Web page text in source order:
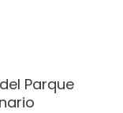
Parque